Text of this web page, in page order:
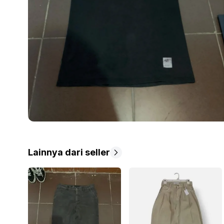
Lainnya dari seller